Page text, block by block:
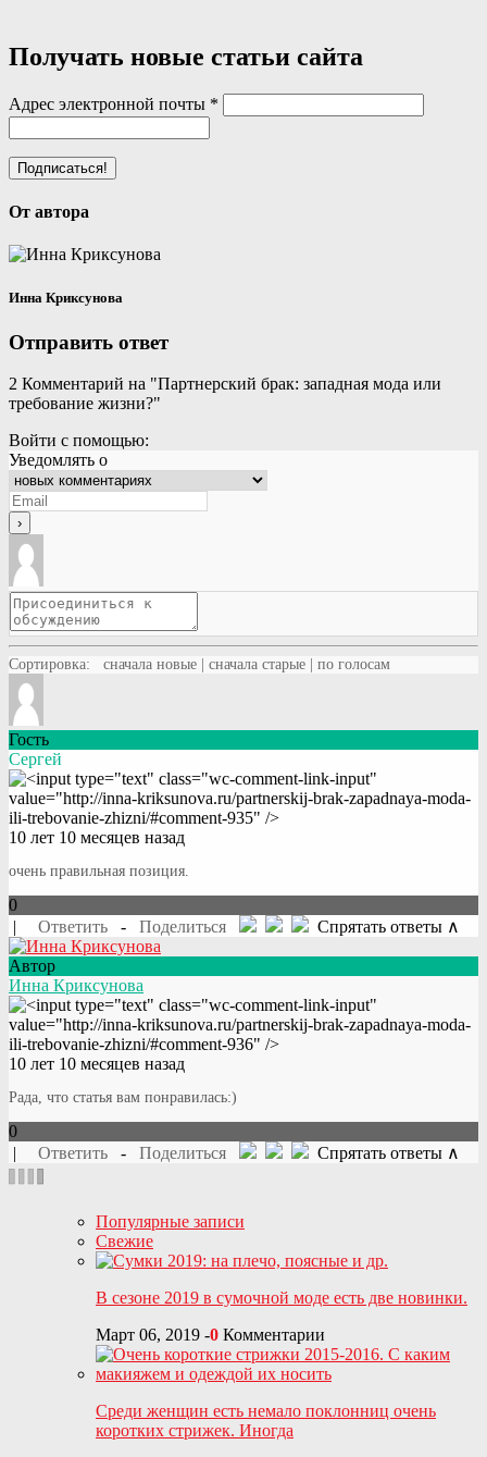
Получать новые статьи сайта
Адрес электронной почты *
От автора
Инна Криксунова
Отправить ответ
2 Комментарий на "Партнерский брак: западная мода или
требование жизни?"
Войти с помощью:
Уведомлять о
Сортировка: сначала новые сначала старые по голосам
Гость
Сергей
10 лет 10 месяцев назад
очень правильная позиция.
0
Ответить - Поделиться Спрятать ответы ∧
Автор
Инна Криксунова
10 лет 10 месяцев назад
Рада, что статья вам понравилась:)
0
Ответить - Поделиться Спрятать ответы ∧
Популярные записи
Свежие
В сезоне 2019 в сумочной моде есть две новинки.
Март 06, 2019 -0 Комментарии
Среди женщин есть немало поклонниц очень
коротких стрижек. Иногда